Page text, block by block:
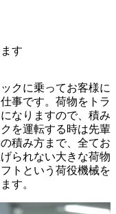
す
クに乗ってお客様に
事です。荷物をトラ
なりますので、積み
を運転する時は先輩
積み方まで、全てお
られない大きな荷物
トという荷役機械を
す。